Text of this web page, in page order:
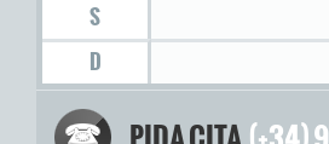
S
D